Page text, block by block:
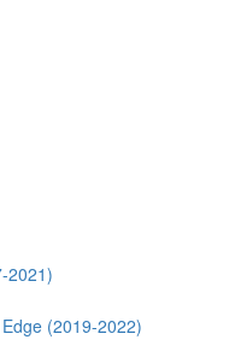
2021)
Edge (2019-2022)